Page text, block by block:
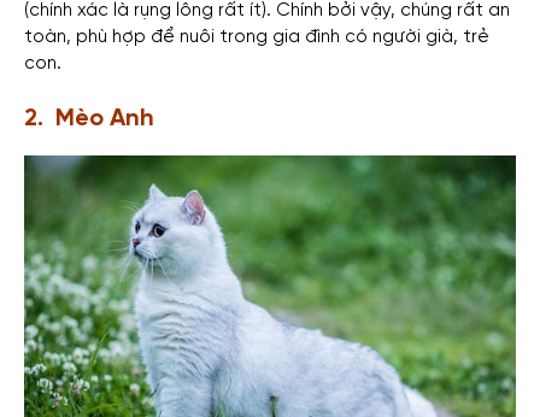
(chính xác là rụng lông rất ít). Chính bởi vậy, chúng rất an
toàn, phù hợp để nuôi trong gia đình có người già, trẻ
con.
2. Mèo Anh